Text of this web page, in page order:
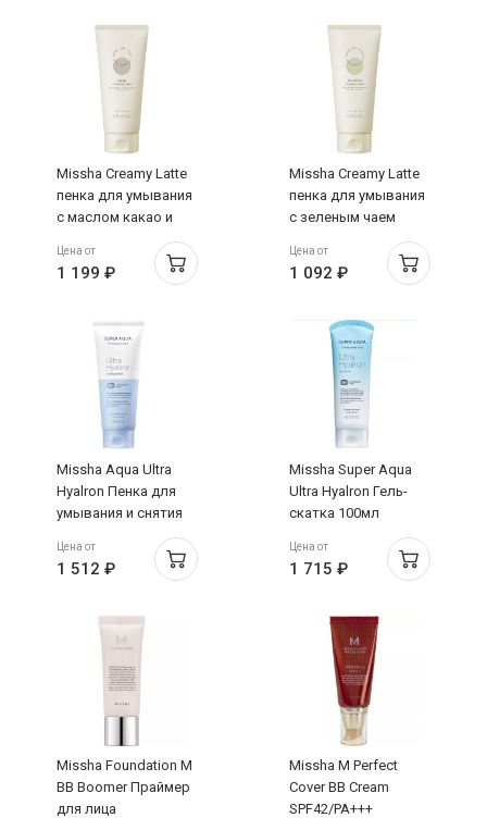
Missha Creamy Latte
пенка для умывания
с маслом какао и
Цена от
1 199 ₽
Missha Creamy Latte
пенка для умывания
с зеленым чаем
Цена от
1 092 ₽
Missha Aqua Ultra
Hyalron Пенка для
умывания и снятия
Цена от
1 512 ₽
Missha Super Aqua
Ultra Hyalron Гель-
скатка 100мл
Цена от
1 715 ₽
Missha Foundation M
BB Boomer Праймер
для лица
Missha M Perfect
Cover BB Cream
SPF42/PA+++